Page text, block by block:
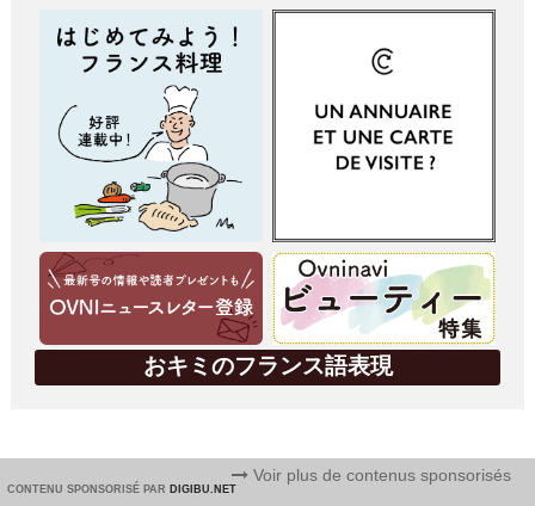
おキミのフランス語表現
CONTENU SPONSORISÉ PAR DIGIBU.NET
Voir plus de contenus sponsorisés